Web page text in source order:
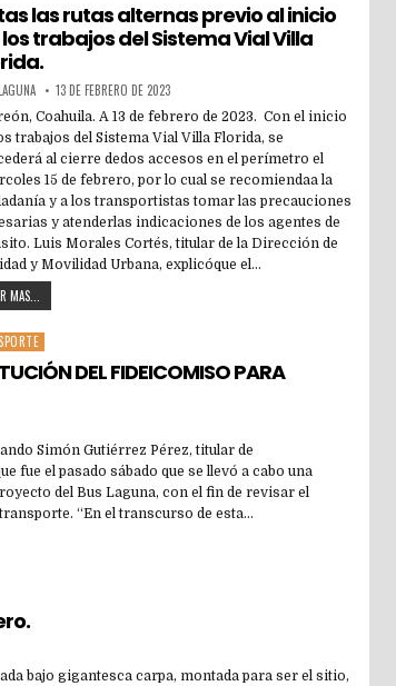
las rutas alternas previo al inicio
trabajos del Sistema Vial Villa
13 DE FEBRERO DE 2023
Coahuila. A 13 de febrero de 2023. Con el inicio
trabajos del Sistema Vial Villa Florida, se
al cierre dedos accesos en el perímetro el
15 de febrero, por lo cual se recomiendaa la
y a los transportistas tomar las precauciones
y atenderlas indicaciones de los agentes de
Luis Morales Cortés, titular de la Dirección de
y Movilidad Urbana, explicóque el…
MAS...
DEL FIDEICOMISO PARA
Simón Gutiérrez Pérez, titular de
fue el pasado sábado que se llevó a cabo una
del Bus Laguna, con el fin de revisar el
“En el transcurso de esta…
bajo gigantesca carpa, montada para ser el sitio,